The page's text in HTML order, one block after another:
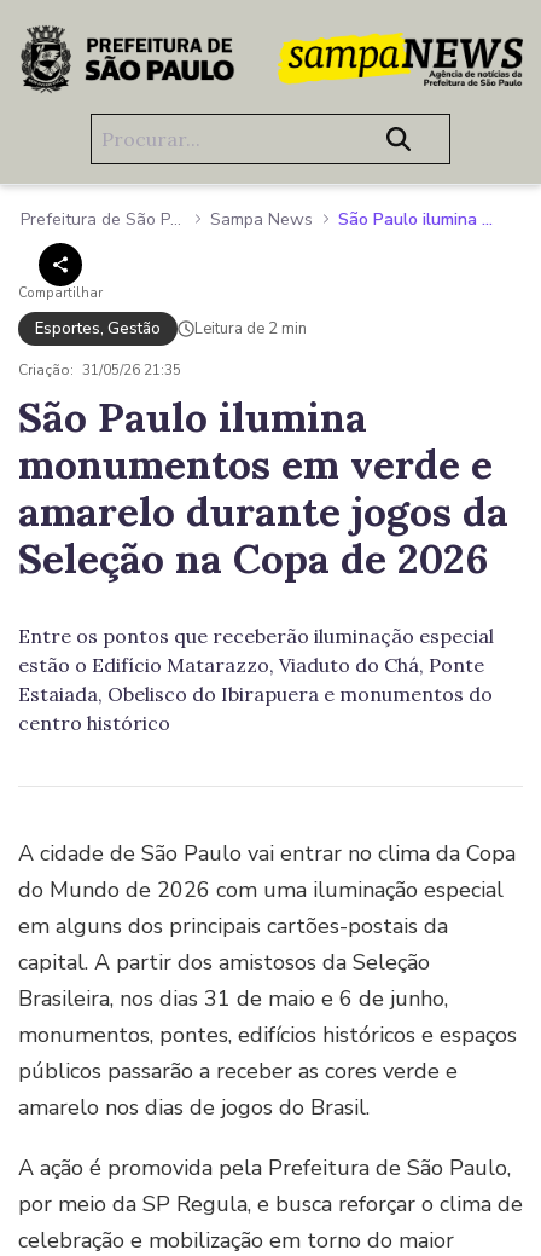
Pular para o Conteúdo principal
Prefeitura de São Paulo Sampa News São Paulo ilumina monumentos em verde e amarelo durante jogos da Seleção na Copa de 2026
Compartilhar
Esportes, Gestão Leitura de 2 min
Criação: 31/05/26 21:35
São Paulo ilumina
monumentos em verde e
amarelo durante jogos da
Seleção na Copa de 2026
Entre os pontos que receberão iluminação especial
estão o Edifício Matarazzo, Viaduto do Chá, Ponte
Estaiada, Obelisco do Ibirapuera e monumentos do
centro histórico
A cidade de São Paulo vai entrar no clima da Copa
do Mundo de 2026 com uma iluminação especial
em alguns dos principais cartões-postais da
capital. A partir dos amistosos da Seleção
Brasileira, nos dias 31 de maio e 6 de junho,
monumentos, pontes, edifícios históricos e espaços
públicos passarão a receber as cores verde e
amarelo nos dias de jogos do Brasil.
A ação é promovida pela Prefeitura de São Paulo,
por meio da SP Regula, e busca reforçar o clima de
celebração e mobilização em torno do maior